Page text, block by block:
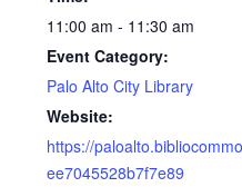
11:00 am - 11:30 am
Event Category:
Palo Alto City Library
Website:
https://
ee7045528b7f7e89